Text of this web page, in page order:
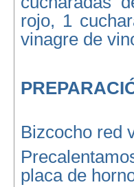
rojo, 1
vinagre de
Bizcocho red
placa de